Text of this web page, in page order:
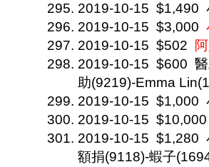
2019-10-15 $1,490
2019-10-15 $3,000
2019-10-15 $502
2019-10-15 $600
助(9219)-Emma
2019-10-15 $1,000
2019-10-15 $10,000
2019-10-15 $1,280
額捐(9118)-蝦子